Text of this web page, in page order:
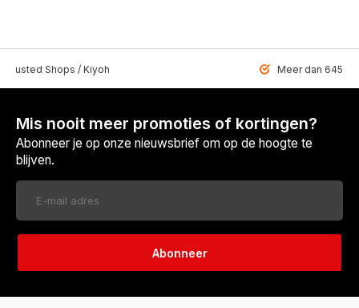
Shops / Kiyoh Meer dan 6459
Mis nooit meer promoties of kortingen?
Abonneer je op onze nieuwsbrief om op de hoogte te
blijven.
Abonneer